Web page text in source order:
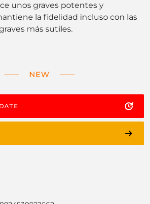
unos graves potentes y
la fidelidad incluso con las
más sutiles.
NEW